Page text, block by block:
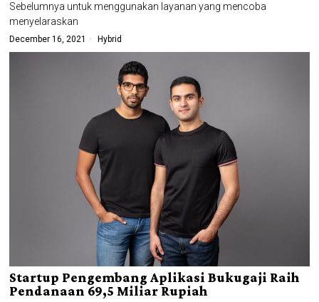
Sebelumnya untuk menggunakan layanan yang mencoba
menyelaraskan
December 16, 2021 Hybrid
Startup Pengembang Aplikasi Bukugaji Raih
Pendanaan 69,5 Miliar Rupiah